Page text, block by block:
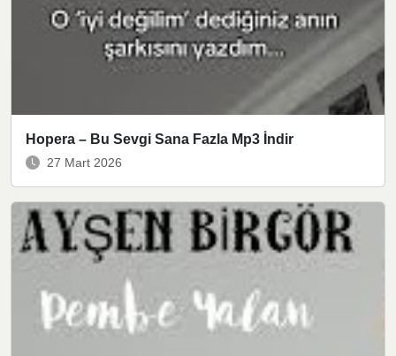
Hopera – Bu Sevgi Sana Fazla Mp3 İndir
27 Mart 2026